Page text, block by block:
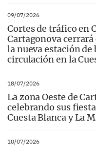
09/07/2026
Cortes de tráfico en
Cartagonova
la nueva estación
circulación en la
18/07/2026
La zona Oeste de
celebrando sus
Cuesta Blanca y La
10/07/2026